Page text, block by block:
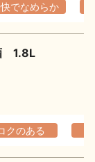
でなめらか
1.8L
クのある